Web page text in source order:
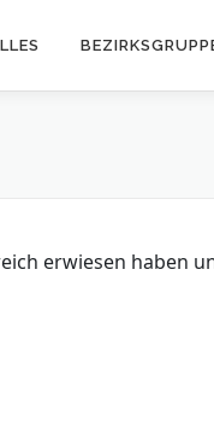
erwiesen haben